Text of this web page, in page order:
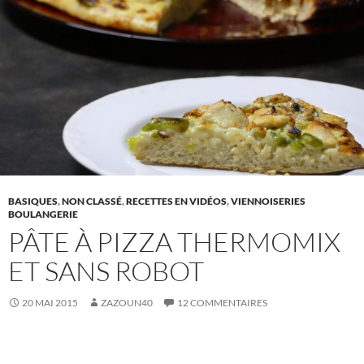
BASIQUES,NON CLASSÉ,RECETTES EN VIDÉOS,VIENNOISERIES
BOULANGERIE
PÂTE À PIZZA THERMOMIX
ET SANS ROBOT
20 MAI 2015 ZAZOUN40 12 COMMENTAIRES